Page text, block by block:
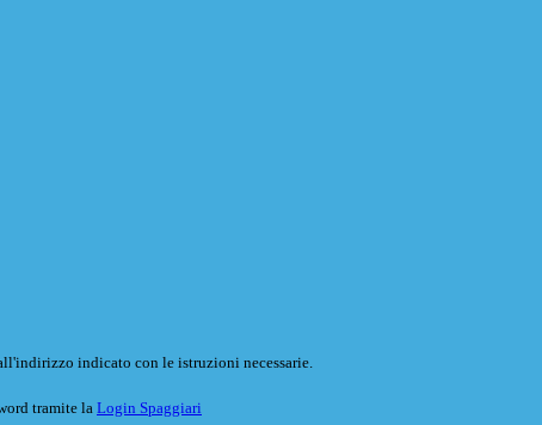
indicato con le istruzioni necessarie.
tramite la Login Spaggiari